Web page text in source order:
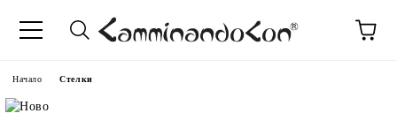
Начало Стелки